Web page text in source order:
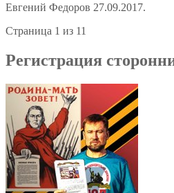
Евгений Федоров 27.09.2017.
Страница 1 из 11
Регистрация